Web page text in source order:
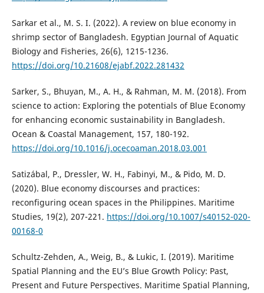
Sarkar et al., M. S. I. (2022). A review on blue economy in
shrimp sector of Bangladesh. Egyptian Journal of Aquatic
Biology and Fisheries, 26(6), 1215-1236.
https://doi.org/10.21608/ejabf.2022.281432
Sarker, S., Bhuyan, M., A. H., & Rahman, M. M. (2018). From
science to action: Exploring the potentials of Blue Economy
for enhancing economic sustainability in Bangladesh.
Ocean & Coastal Management, 157, 180-192.
https://doi.org/10.1016/j.ocecoaman.2018.03.001
Satizábal, P., Dressler, W. H., Fabinyi, M., & Pido, M. D.
(2020). Blue economy discourses and practices:
reconfiguring ocean spaces in the Philippines. Maritime
Studies, 19(2), 207-221. https://doi.org/10.1007/s40152-020-
00168-0
Schultz-Zehden, A., Weig, B., & Lukic, I. (2019). Maritime
Spatial Planning and the EU’s Blue Growth Policy: Past,
Present and Future Perspectives. Maritime Spatial Planning,